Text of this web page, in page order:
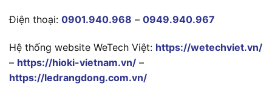
Điện thoại: 0901.940.968 – 0949.940.967
Hệ thống website WeTech Việt: https://wetechviet.vn/
– https://hioki-vietnam.vn/ –
https://ledrangdong.com.vn/